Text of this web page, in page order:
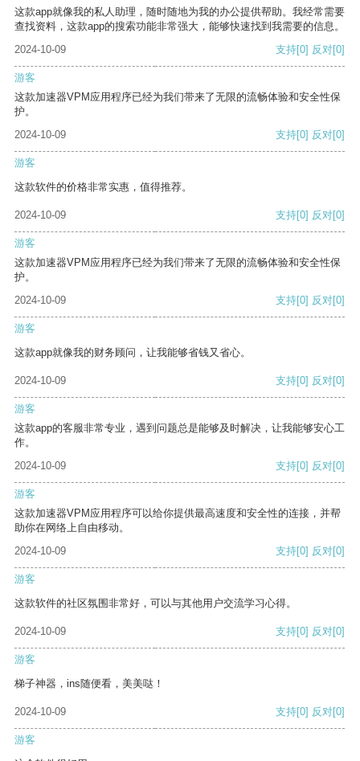
这款app就像我的私人助理，随时随地为我的办公提供帮助。我经常需要
查找资料，这款app的搜索功能非常强大，能够快速找到我需要的信息。
2024-10-09
支持[0] 反对[0]
游客
这款加速器VPM应用程序已经为我们带来了无限的流畅体验和安全性保
护。
2024-10-09
支持[0] 反对[0]
游客
这款软件的价格非常实惠，值得推荐。
2024-10-09 支持[0] 反对[0]
游客
这款加速器VPM应用程序已经为我们带来了无限的流畅体验和安全性保
护。
2024-10-09
支持[0] 反对[0]
游客
这款app就像我的财务顾问，让我能够省钱又省心。
2024-10-09 支持[0] 反对[0]
游客
这款app的客服非常专业，遇到问题总是能够及时解决，让我能够安心工
作。
2024-10-09
支持[0] 反对[0]
游客
这款加速器VPM应用程序可以给你提供最高速度和安全性的连接，并帮
助你在网络上自由移动。
2024-10-09
支持[0] 反对[0]
游客
这款软件的社区氛围非常好，可以与其他用户交流学习心得。
2024-10-09 支持[0] 反对[0]
游客
梯子神器，ins随便看，美美哒！
2024-10-09 支持[0] 反对[0]
游客